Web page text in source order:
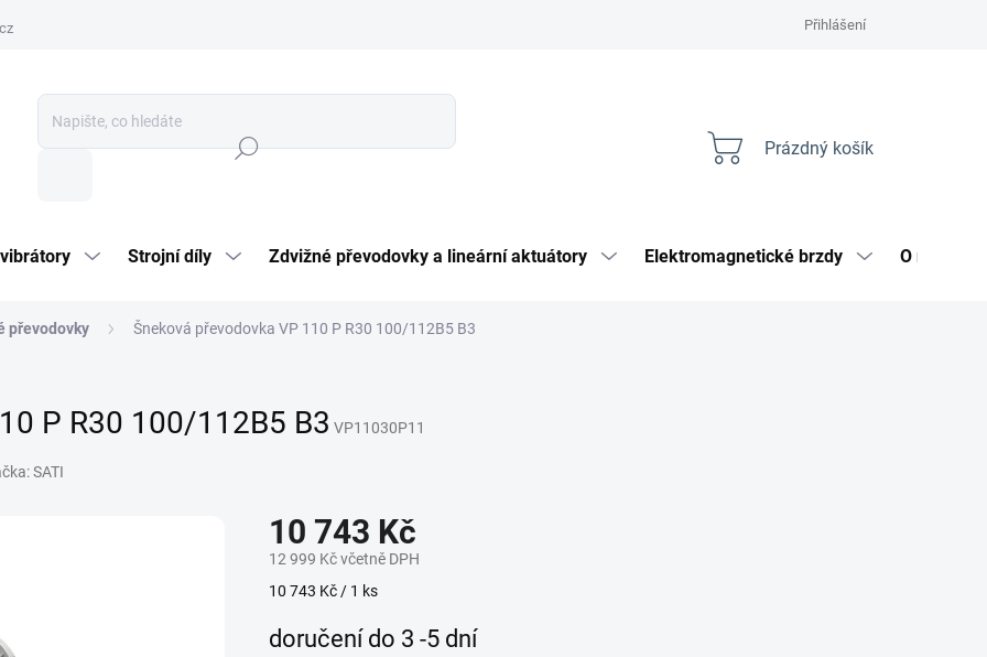
Přihlášení
Nákupní
Prázdný košík
Strojní díly Zdvižné převodovky a lineární aktuátory Elektromagnetické brzdy O nás
převodovky Šneková převodovka VP 110 P R30 100/112B5 B3
P R30 100/112B5 B3 VP11030P11
SATI
10 743 Kč
12 999 Kč včetně DPH
Měrná
10 743 Kč / 1 ks
doručení do 3 -5 dní